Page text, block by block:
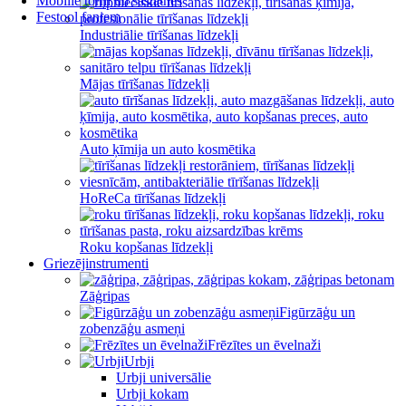
Festool faniem
Industriālie tīrīšanas līdzekļi
Mājas tīrīšanas līdzekļi
Auto ķīmija un auto kosmētika
HoReCa tīrīšanas līdzekļi
Roku kopšanas līdzekļi
Griezējinstrumenti
Zāģripas
Figūrzāģu un
zobenzāģu asmeņi
Frēzītes un ēvelnaži
Urbji
Urbji universālie
Urbji kokam